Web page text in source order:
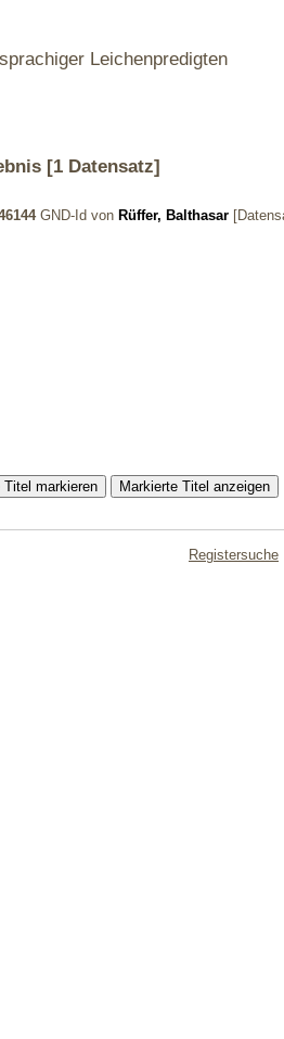
Leichenpredigten
[1 Datensatz]
GND-Id von Rüffer, Balthasar
Registersuche